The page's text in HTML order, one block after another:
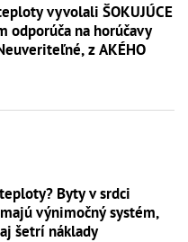
vyvolali ŠOKUJÚCE
odporúča na horúčavy
z AKÉHO
Byty v srdci
výnimočný systém,
šetrí náklady